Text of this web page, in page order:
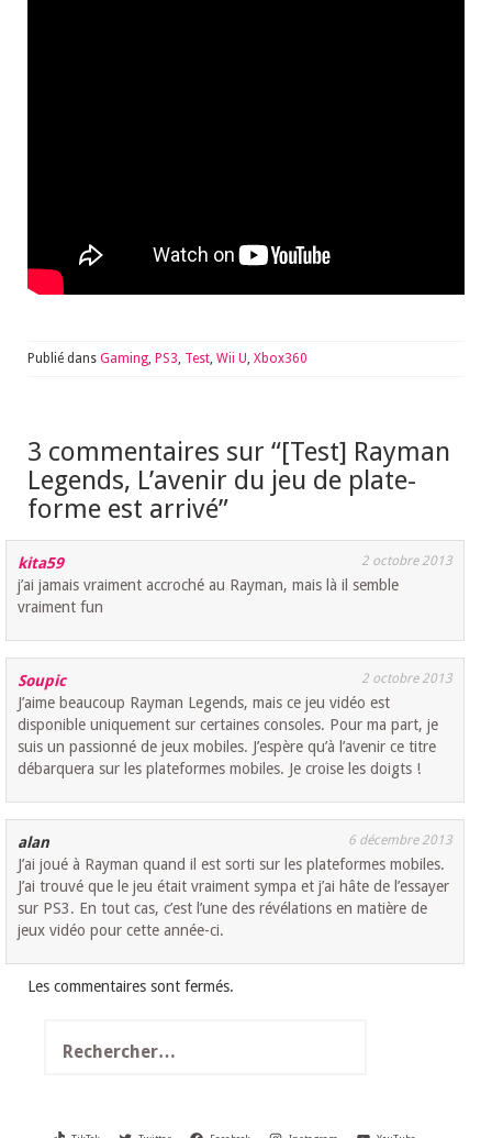
Publié dans Gaming, PS3, Test, Wii U, Xbox360
3 commentaires sur “[Test] Rayman
Legends, L’avenir du jeu de plate-
forme est arrivé”
kita59 2 octobre 2013
j’ai jamais vraiment accroché au Rayman, mais là il semble
vraiment fun
Soupic 2 octobre 2013
J’aime beaucoup Rayman Legends, mais ce jeu vidéo est
disponible uniquement sur certaines consoles. Pour ma part, je
suis un passionné de jeux mobiles. J’espère qu’à l’avenir ce titre
débarquera sur les plateformes mobiles. Je croise les doigts !
alan 6 décembre 2013
J’ai joué à Rayman quand il est sorti sur les plateformes mobiles.
J’ai trouvé que le jeu était vraiment sympa et j’ai hâte de l’essayer
sur PS3. En tout cas, c’est l’une des révélations en matière de
jeux vidéo pour cette année-ci.
Les commentaires sont fermés.